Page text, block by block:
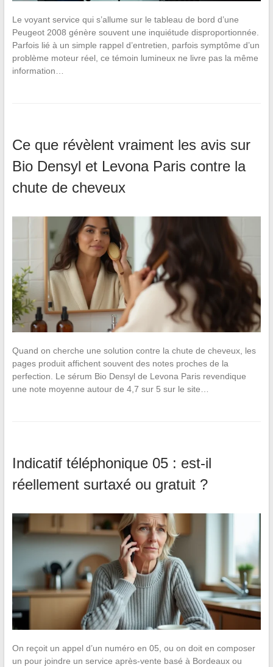
Le voyant service qui s’allume sur le tableau de bord d’une
Peugeot 2008 génère souvent une inquiétude disproportionnée.
Parfois lié à un simple rappel d’entretien, parfois symptôme d’un
problème moteur réel, ce témoin lumineux ne livre pas la même
information…
Ce que révèlent vraiment les avis sur
Bio Densyl et Levona Paris contre la
chute de cheveux
Quand on cherche une solution contre la chute de cheveux, les
pages produit affichent souvent des notes proches de la
perfection. Le sérum Bio Densyl de Levona Paris revendique
une note moyenne autour de 4,7 sur 5 sur le site…
Indicatif téléphonique 05 : est-il
réellement surtaxé ou gratuit ?
On reçoit un appel d’un numéro en 05, ou on doit en composer
un pour joindre un service après-vente basé à Bordeaux ou